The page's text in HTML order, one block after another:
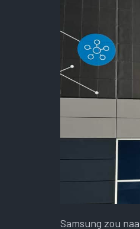
Samsung zou